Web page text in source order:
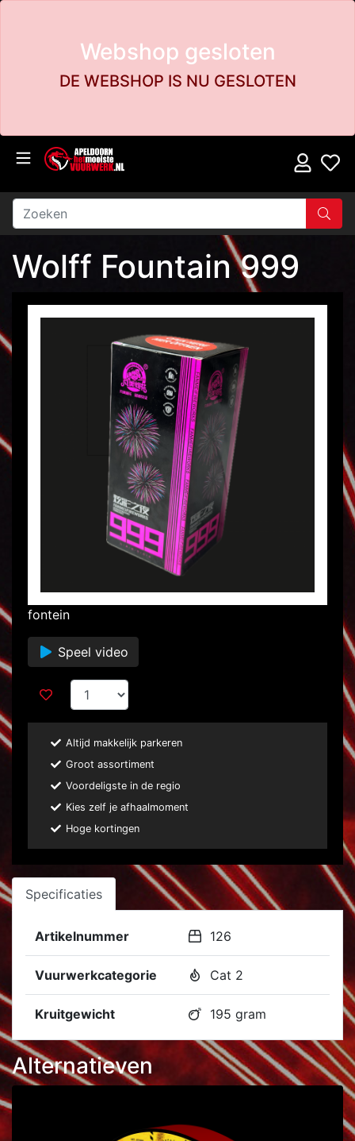
Webshop gesloten
DE WEBSHOP IS NU GESLOTEN
Wolff Fountain 999
fontein
Speel video
Altijd makkelijk parkeren
Groot assortiment
Voordeligste in de regio
Kies zelf je afhaalmoment
Hoge kortingen
Specificaties
Artikelnummer 126
Vuurwerkcategorie Cat 2
Kruitgewicht 195 gram
Alternatieven